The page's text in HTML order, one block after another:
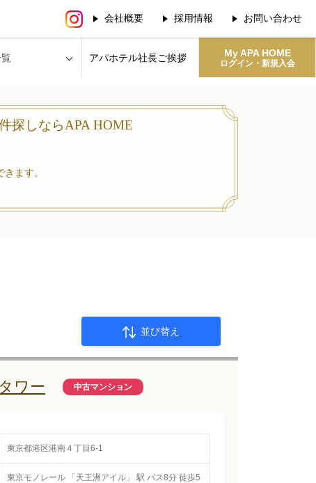
会社概要 採用情報 お問い合わせ
アパホテル社長ご挨拶 My APA HOME
ログイン・新規入会
探しならAPA HOME
ます。
並び替え
ワー 中古マンション
東京都港区港南４丁目6-1
東京モノレール 「天王洲アイル」 駅 バス8分 徒歩5